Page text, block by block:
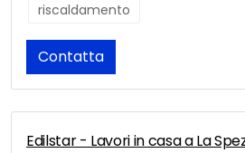
riscaldamento
Contatta
Edilstar - Lavori in casa a La